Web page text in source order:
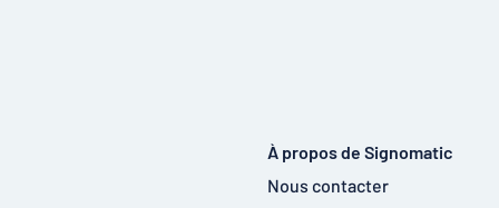
À propos de Signomatic
Nous contacter